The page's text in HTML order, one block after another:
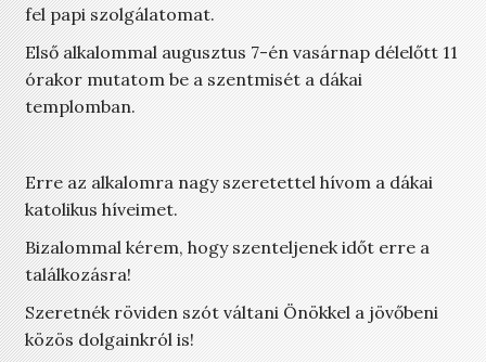
fel papi szolgálatomat.
Első alkalommal augusztus 7-én vasárnap délelőtt 11
órakor mutatom be a szentmisét a dákai
templomban.
Erre az alkalomra nagy szeretettel hívom a dákai
katolikus híveimet.
Bizalommal kérem, hogy szenteljenek időt erre a
találkozásra!
Szeretnék röviden szót váltani Önökkel a jövőbeni
közös dolgainkról is!